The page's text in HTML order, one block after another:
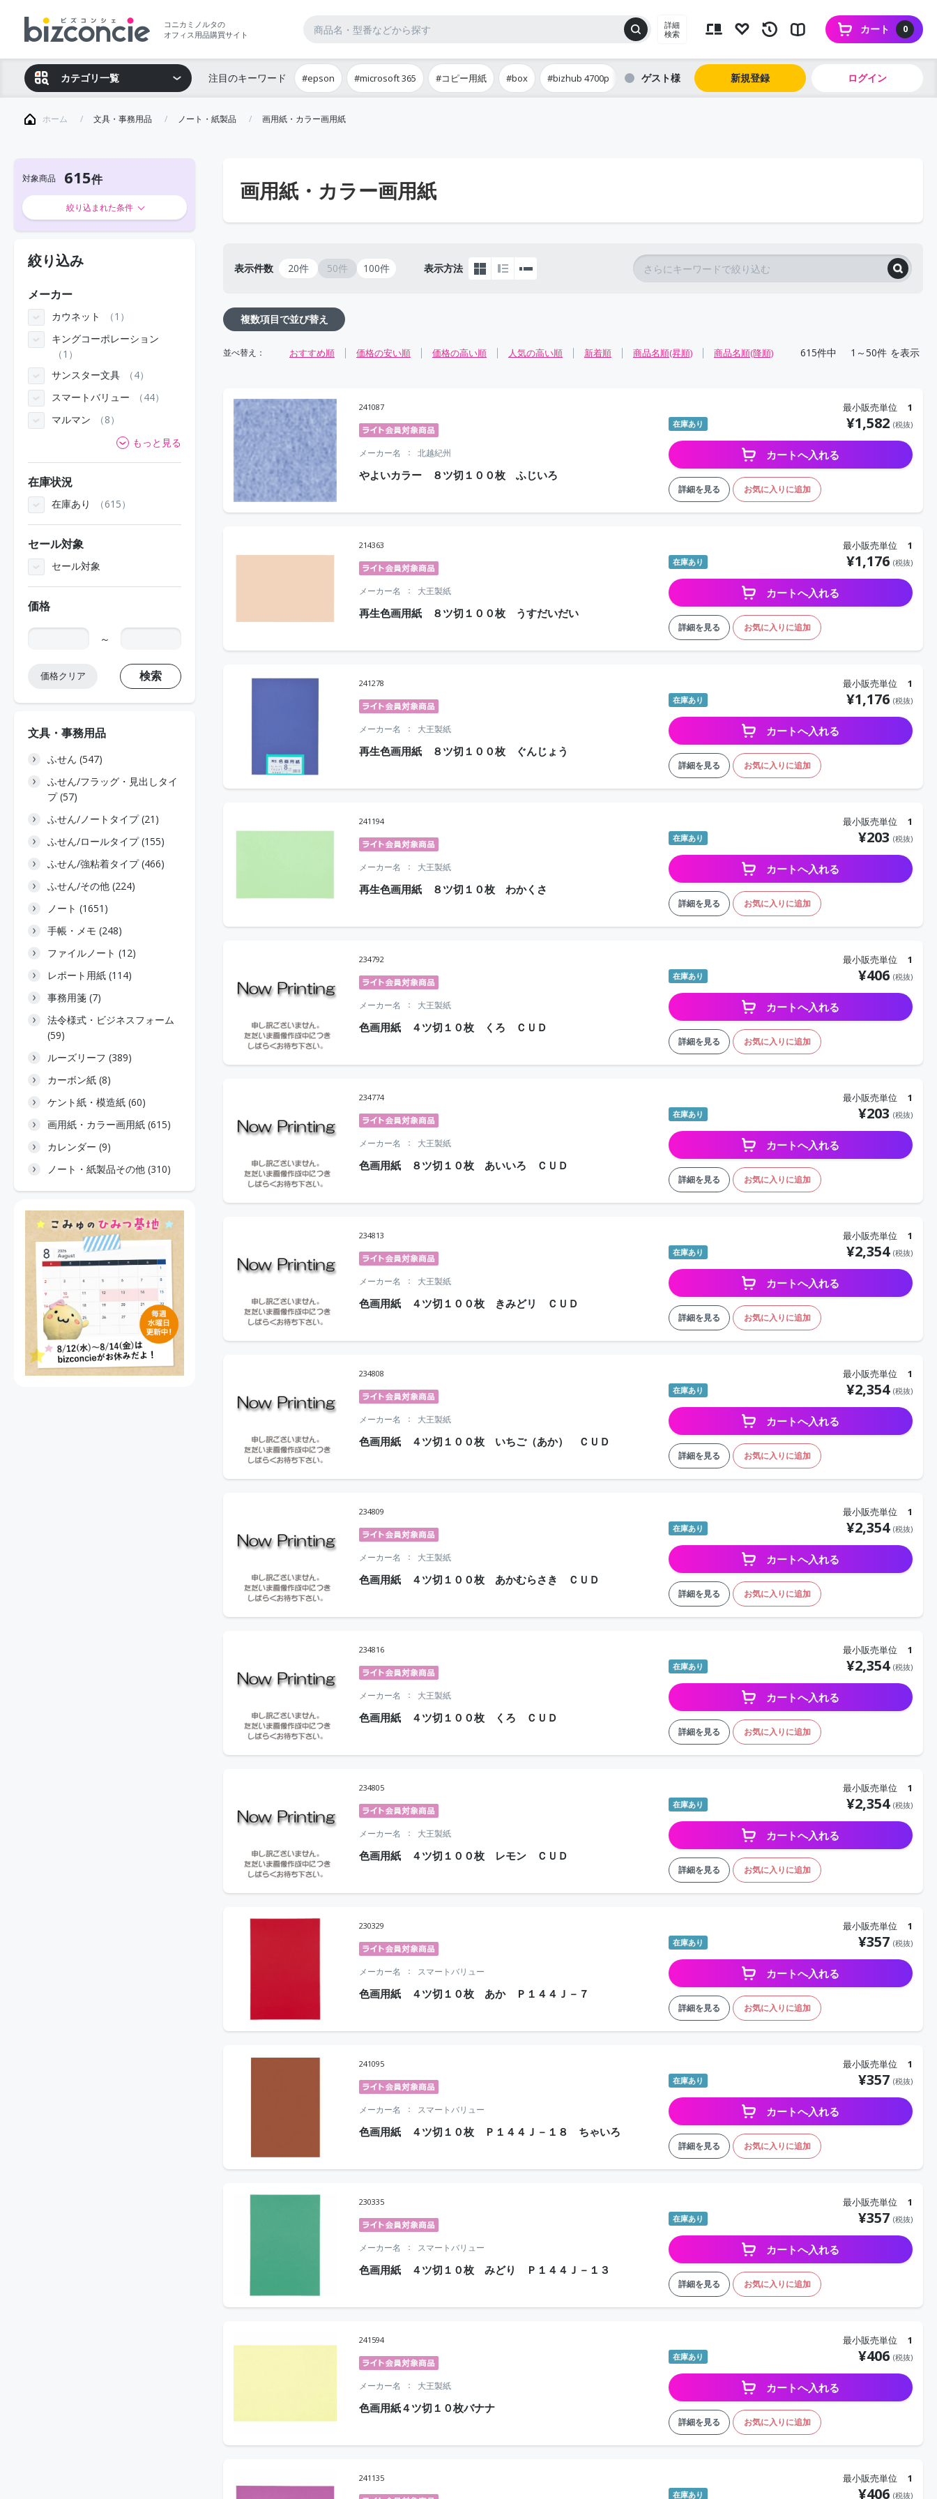
コニカミノルタの
オフィス用品購買サイト
詳細
検索
0
カート
カテゴリ一覧 注目のキーワード #epson #microsoft 365 #コピー用紙 #box #bizhub 4700p ゲスト 新規登録 ログイン
ホーム 文具・事務用品 ノート・紙製品 画用紙・カラー画用紙
画用紙・カラー画用紙
表示件数 20件 50件 100件 表示方法
複数項目で並び替え
並べ替え： おすすめ順 価格の安い順 価格の高い順 人気の高い順 新着順 商品名順(昇順) 商品名順(降順) 615件中 1～50件 を表示
241087
やよいカラー ８ツ切１００枚 ふじいろ
メーカー名 北越紀州
最小販売単位 1
在庫あり ¥1,582 (税抜)
カートへ入れる
詳細を見る お気に入りに追加
214363
再生色画用紙 ８ツ切１００枚 うすだいだい
メーカー名 大王製紙
最小販売単位 1
在庫あり ¥1,176 (税抜)
カートへ入れる
詳細を見る お気に入りに追加
241278
再生色画用紙 ８ツ切１００枚 ぐんじょう
メーカー名 大王製紙
最小販売単位 1
在庫あり ¥1,176 (税抜)
カートへ入れる
詳細を見る お気に入りに追加
241194
再生色画用紙 ８ツ切１０枚 わかくさ
メーカー名 大王製紙
最小販売単位 1
在庫あり ¥203 (税抜)
カートへ入れる
詳細を見る お気に入りに追加
234792
色画用紙 ４ツ切１０枚 くろ ＣＵＤ
メーカー名 大王製紙
最小販売単位 1
在庫あり ¥406 (税抜)
カートへ入れる
詳細を見る お気に入りに追加
234774
色画用紙 ８ツ切１０枚 あいいろ ＣＵＤ
メーカー名 大王製紙
最小販売単位 1
在庫あり ¥203 (税抜)
カートへ入れる
詳細を見る お気に入りに追加
234813
色画用紙 ４ツ切１００枚 きみどリ ＣＵＤ
メーカー名 大王製紙
最小販売単位 1
在庫あり ¥2,354 (税抜)
カートへ入れる
詳細を見る お気に入りに追加
234808
色画用紙 ４ツ切１００枚 いちご（あか） ＣＵＤ
メーカー名 大王製紙
最小販売単位 1
在庫あり ¥2,354 (税抜)
カートへ入れる
詳細を見る お気に入りに追加
234809
色画用紙 ４ツ切１００枚 あかむらさき ＣＵＤ
メーカー名 大王製紙
最小販売単位 1
在庫あり ¥2,354 (税抜)
カートへ入れる
詳細を見る お気に入りに追加
234816
色画用紙 ４ツ切１００枚 くろ ＣＵＤ
メーカー名 大王製紙
最小販売単位 1
在庫あり ¥2,354 (税抜)
カートへ入れる
詳細を見る お気に入りに追加
234805
色画用紙 ４ツ切１００枚 レモン ＣＵＤ
メーカー名 大王製紙
最小販売単位 1
在庫あり ¥2,354 (税抜)
カートへ入れる
詳細を見る お気に入りに追加
230329
色画用紙 ４ツ切１０枚 あか Ｐ１４４Ｊ－７
メーカー名 スマートバリュー
最小販売単位 1
在庫あり ¥357 (税抜)
カートへ入れる
詳細を見る お気に入りに追加
241095
色画用紙 ４ツ切１０枚 Ｐ１４４Ｊ－１８ ちゃいろ
メーカー名 スマートバリュー
最小販売単位 1
在庫あり ¥357 (税抜)
カートへ入れる
詳細を見る お気に入りに追加
230335
色画用紙 ４ツ切１０枚 みどり Ｐ１４４Ｊ－１３
メーカー名 スマートバリュー
最小販売単位 1
在庫あり ¥357 (税抜)
カートへ入れる
詳細を見る お気に入りに追加
241594
色画用紙４ツ切１０枚バナナ
メーカー名 大王製紙
最小販売単位 1
在庫あり ¥406 (税抜)
カートへ入れる
詳細を見る お気に入りに追加
241135 最小販売単位 1
在庫あり ¥406 (税抜)
対象商品 615
絞り込まれた条件
絞り込み
メーカー
カウネット
1
キングコーポレーション
1
サンスター文具
4
スマートバリュー
44
マルマン
8
もっと見る
在庫状況
在庫あり 615
セール対象
セール対象
価格
～
価格クリア 検索
文具・事務用品
ふせん (547)
ふせん/フラッグ・見出しタイ
プ (57)
ふせん/ノートタイプ (21)
ふせん/ロールタイプ (155)
ふせん/強粘着タイプ (466)
ふせん/その他 (224)
ノート (1651)
手帳・メモ (248)
ファイルノート (12)
レポート用紙 (114)
事務用箋 (7)
法令様式・ビジネスフォーム
(59)
ルーズリーフ (389)
カーボン紙 (8)
ケント紙・模造紙 (60)
画用紙・カラー画用紙 (615)
カレンダー (9)
ノート・紙製品その他 (310)